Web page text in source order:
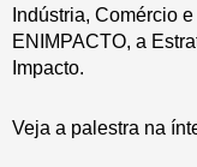
Indústria, Comércio
ENIMPACTO, a
Impacto.
Veja a palestra na